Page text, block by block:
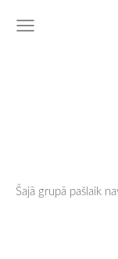
Šajā grupā pašlaik